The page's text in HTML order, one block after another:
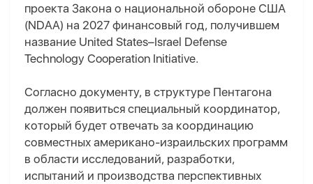
проекта Закона о национальной обороне США
(NDAA) на 2027 финансовый год, получившем
название United States–Israel Defense
Technology Cooperation Initiative.
Согласно документу, в структуре Пентагона
должен появиться специальный координатор,
который будет отвечать за координацию
совместных американо-израильских программ
в области исследований, разработки,
испытаний и производства перспективных